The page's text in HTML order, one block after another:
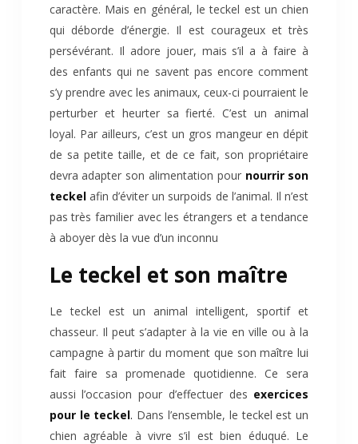
caractère. Mais en général, le teckel est un chien
qui déborde d’énergie. Il est courageux et très
persévérant. Il adore jouer, mais s’il a à faire à
des enfants qui ne savent pas encore comment
s’y prendre avec les animaux, ceux-ci pourraient le
perturber et heurter sa fierté. C’est un animal
loyal. Par ailleurs, c’est un gros mangeur en dépit
de sa petite taille, et de ce fait, son propriétaire
devra adapter son alimentation pour nourrir son
teckelafin d’éviter un surpoids de l’animal. Il n’est
pas très familier avec les étrangers et a tendance
à aboyer dès la vue d’un inconnu
Le teckel et son maître
Le teckel est un animal intelligent, sportif et
chasseur. Il peut s’adapter à la vie en ville ou à la
campagne à partir du moment que son maître lui
fait faire sa promenade quotidienne. Ce sera
aussi l’occasion pour d’effectuer des exercices
pour le teckel. Dans l’ensemble, le teckel est un
chien agréable à vivre s’il est bien éduqué. Le